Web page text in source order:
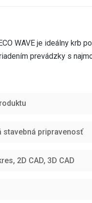
WAVE je ideálny
prevádzky s
stavebná pripravenosť
2D CAD, 3D CAD